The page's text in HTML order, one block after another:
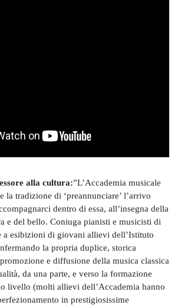
alla cultura:”L’Accademia musicale
la tradizione di ‘preannunciare’ l’arrivo
dentro di essa, all’insegna della
e del bello. Coniuga pianisti e musicisti di
a esibizioni di giovani allievi dell’Istituto
la propria duplice, storica
e diffusione della musica classica
da una parte, e verso la formazione
livello (molti allievi dell’Accademia hanno
in prestigiosissime